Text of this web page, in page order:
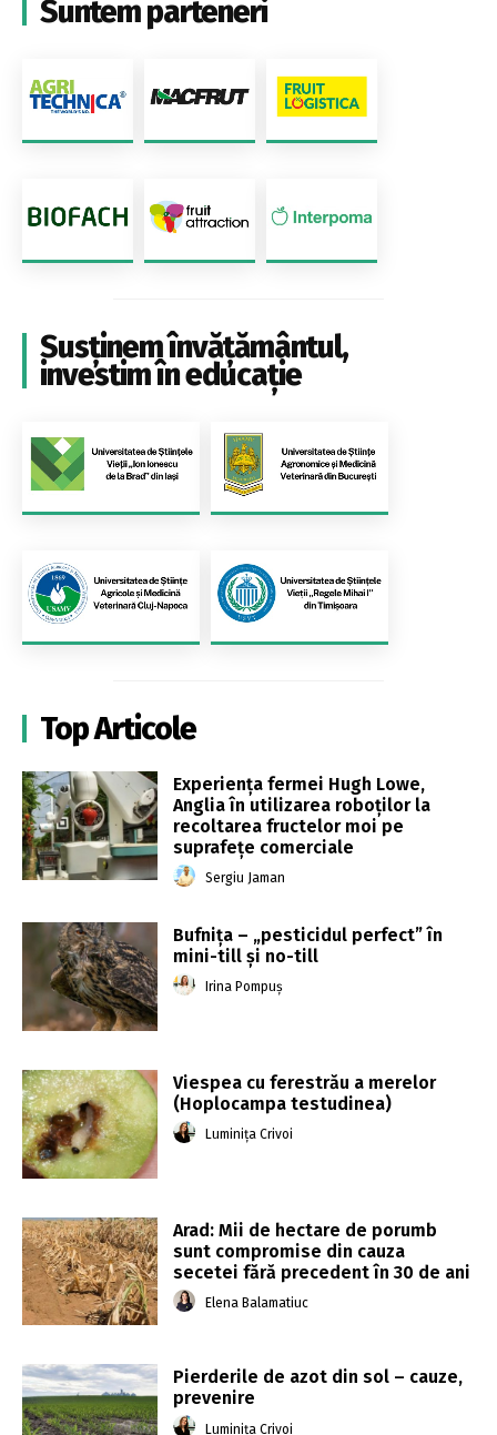
Suntem parteneri
Susținem învățământul,
investim în educație
Top Articole
Experiența fermei Hugh Lowe,
Anglia în utilizarea roboților la
recoltarea fructelor moi pe
suprafețe comerciale
Sergiu Jaman
Bufnița – „pesticidul perfect” în
mini-till și no-till
Irina Pompuș
Viespea cu ferestrău a merelor
(Hoplocampa testudinea)
Luminița Crivoi
Arad: Mii de hectare de porumb
sunt compromise din cauza
secetei fără precedent în 30 de ani
Elena Balamatiuc
Pierderile de azot din sol – cauze,
prevenire
Luminița Crivoi